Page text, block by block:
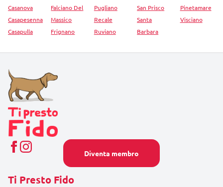
Diventa membro
Casanova
Casapesenna
Casapulla
Falciano Del
Massico
Frignano
Pugliano
Recale
Ruviano
San Prisco
Santa
Barbara
Pinetamare
Visciano
Ti Presto Fido